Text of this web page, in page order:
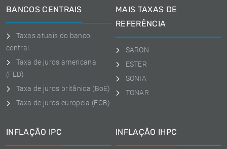
BANCOS CENTRAIS
Taxas atuais do banco
central
Taxa de juros americana
(FED)
Taxa de juros britânica (BoE)
Taxa de juros europeia (ECB)
MAIS TAXAS DE
REFERÊNCIA
SARON
ESTER
SONIA
TONAR
INFLAÇÃO IPC INFLAÇÃO IHPC